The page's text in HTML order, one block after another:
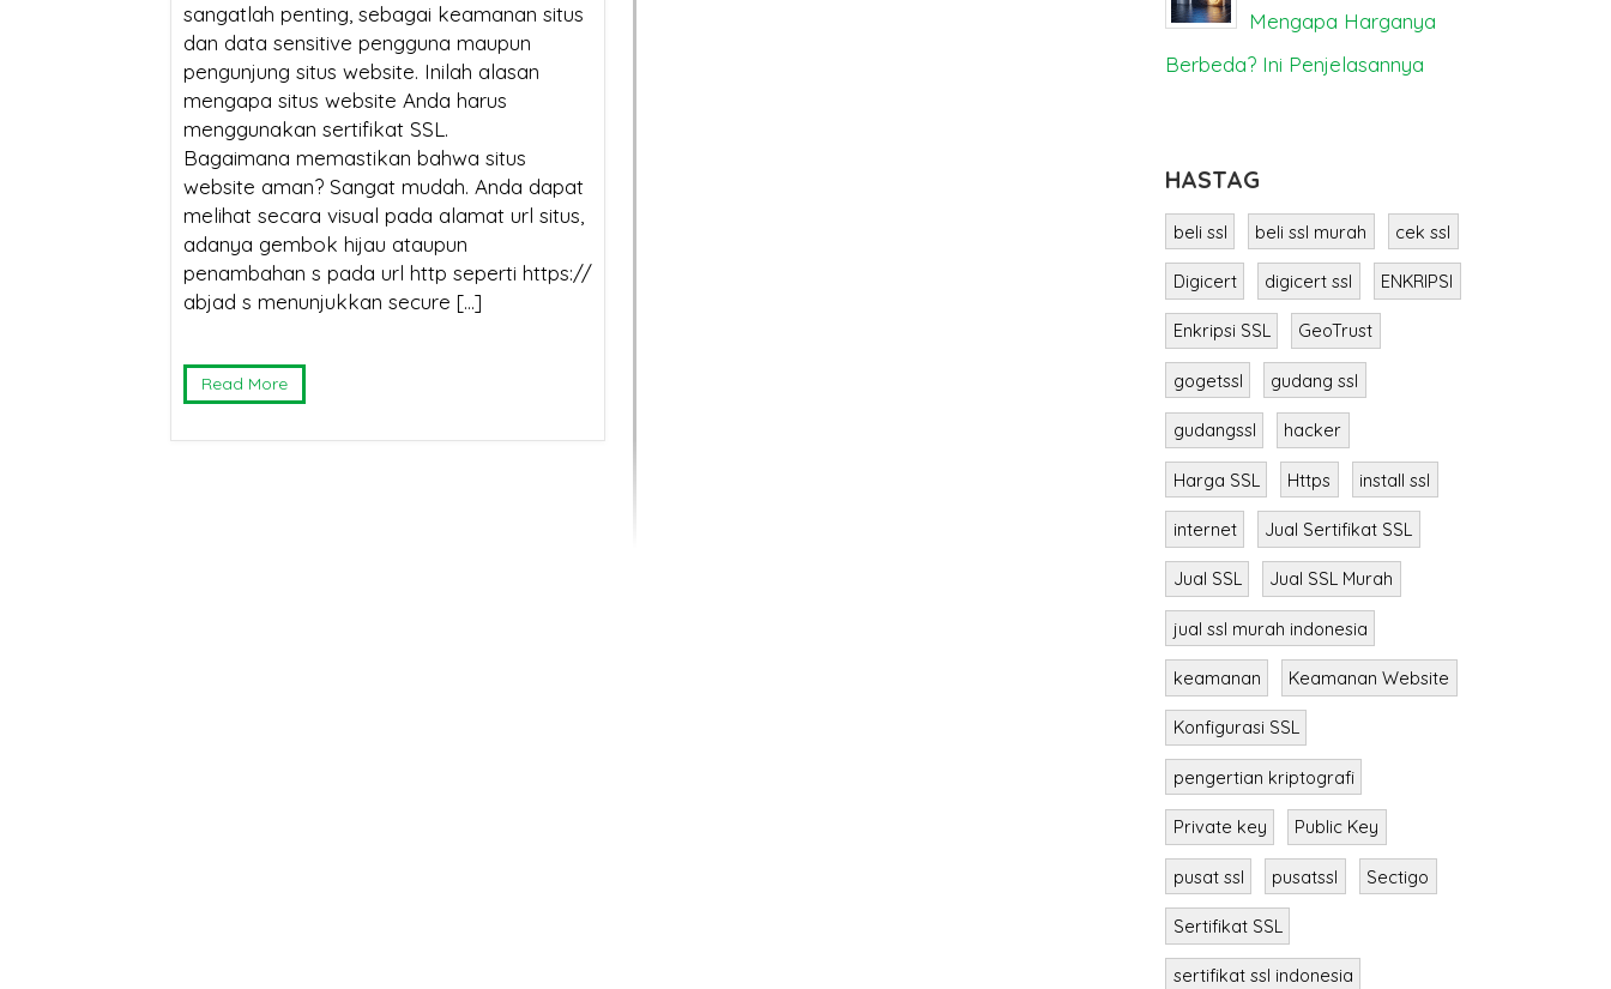
sangatlah penting, sebagai keamanan situs
dan data sensitive pengguna maupun
pengunjung situs website. Inilah alasan
mengapa situs website Anda harus
menggunakan sertifikat SSL.
Bagaimana memastikan bahwa situs
website aman? Sangat mudah. Anda dapat
melihat secara visual pada alamat url situs,
adanya gembok hijau ataupun
penambahan s pada url http seperti https://
abjad s menunjukkan secure […]
Read More
Mengapa Harganya
Berbeda? Ini Penjelasannya
Mengapa Harganya
Berbeda? Ini Penjelasannya
HASTAG
beli ssl beli ssl murah cek ssl
Digicert digicert ssl ENKRIPSI
Enkripsi SSL GeoTrust
gogetssl gudang ssl
gudangssl hacker
Harga SSL Https install ssl
internet Jual Sertifikat SSL
Jual SSL Jual SSL Murah
jual ssl murah indonesia
keamanan Keamanan Website
Konfigurasi SSL
pengertian kriptografi
Private key Public Key
pusat ssl pusatssl Sectigo
Sertifikat SSL
sertifikat ssl indonesia